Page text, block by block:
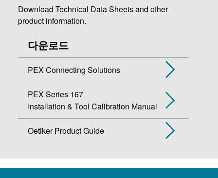
Download Technical Data Sheets and other
product information.
다운로드
PEX Connecting Solutions
PEX Series 167
Installation & Tool Calibration Manual
Oetiker Product Guide